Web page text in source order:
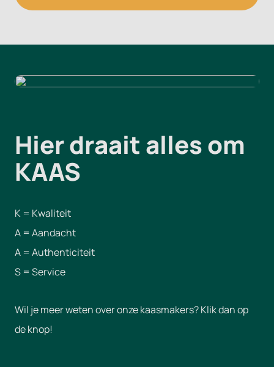
Hier draait alles om
KAAS
K = Kwaliteit
A = Aandacht
A = Authenticiteit
S = Service
Wil je meer weten over onze kaasmakers? Klik dan op
de knop!